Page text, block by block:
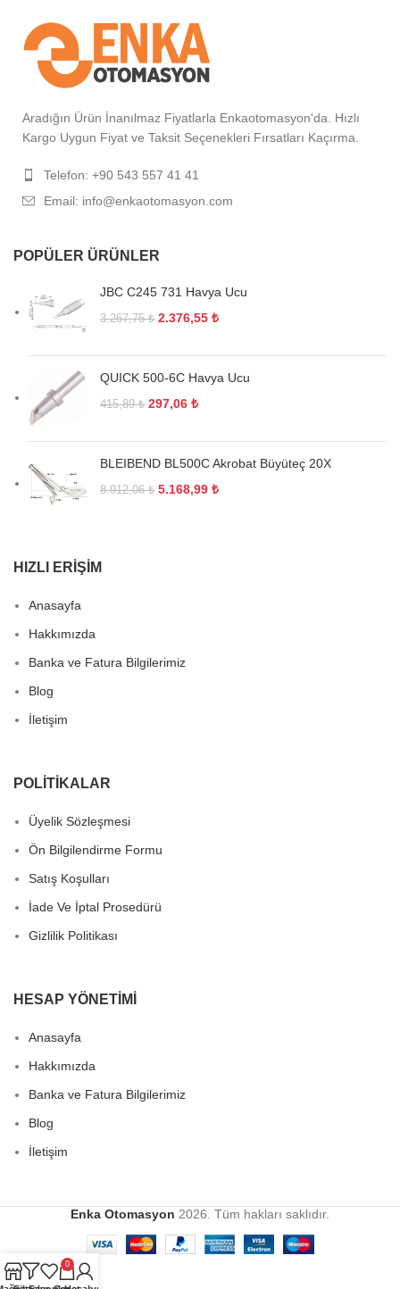
Aradığın Ürün İnanılmaz Fiyatlarla Enkaotomasyon'da. Hızlı
Kargo Uygun Fiyat ve Taksit Seçenekleri Fırsatları Kaçırma.
Telefon: +90 543 557 41 41
Email: info@enkaotomasyon.com
POPÜLER ÜRÜNLER
JBC C245 731 Havya Ucu
3.267,75₺ 2.376,55 ₺
QUICK 500-6C Havya Ucu
415,89₺ 297,06 ₺
BLEIBEND BL500C Akrobat Büyüteç 20X
8.912,06₺ 5.168,99 ₺
HIZLI ERIŞIM
Anasayfa
Hakkımızda
Banka ve Fatura Bilgilerimiz
Blog
İletişim
POLITIKALAR
Üyelik Sözleşmesi
Ön Bilgilendirme Formu
Satış Koşulları
İade Ve İptal Prosedürü
Gizlilik Politikası
HESAP YÖNETIMI
Anasayfa
Hakkımızda
Banka ve Fatura Bilgilerimiz
Blog
İletişim
Enka Otomasyon 2026. Tüm hakları saklıdır.
0